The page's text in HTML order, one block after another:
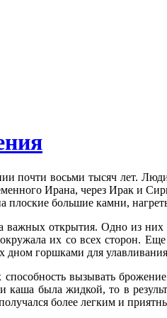
почти восьми тысяч лет.
Ирана, через Ирак и
плоские большие камни,
важных открытия. Одно из
их со всех сторон.
дном горшками для
вызывать
каша была жидкой, то в
более легким и